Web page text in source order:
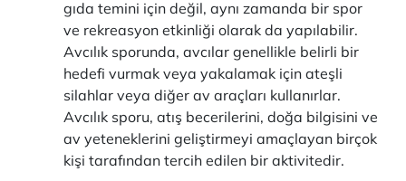
gıda temini için değil, aynı zamanda bir spor
ve rekreasyon etkinliği olarak da yapılabilir.
Avcılık sporunda, avcılar genellikle belirli bir
hedefi vurmak veya yakalamak için ateşli
silahlar veya diğer av araçları kullanırlar.
Avcılık sporu, atış becerilerini, doğa bilgisini ve
av yeteneklerini geliştirmeyi amaçlayan birçok
kişi tarafından tercih edilen bir aktivitedir.